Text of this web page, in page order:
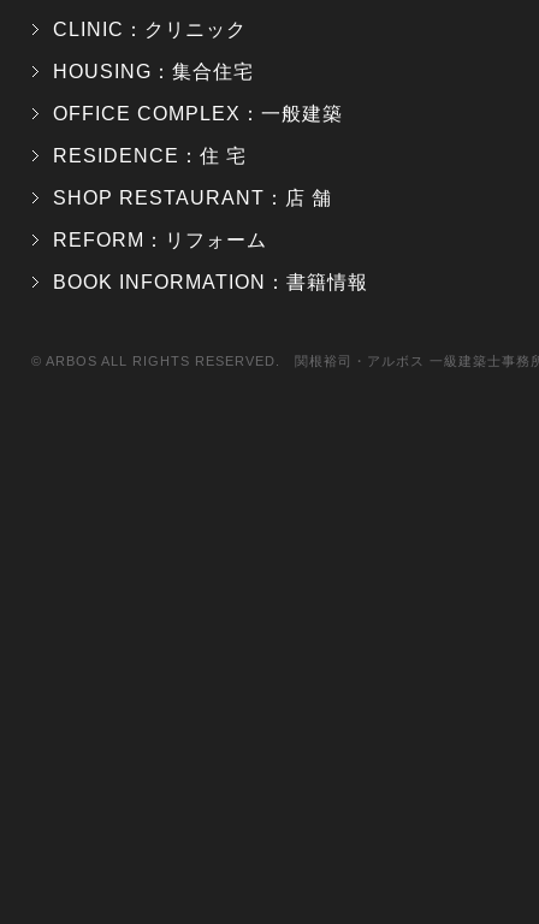
CLINIC：クリニック
HOUSING：集合住宅
OFFICE COMPLEX：一般建築
RESIDENCE：住 宅
SHOP RESTAURANT：店 舗
REFORM：リフォーム
BOOK INFORMATION：書籍情報
© ARBOS ALL RIGHTS RESERVED. 関根裕司・アルボス 一級建築士事務